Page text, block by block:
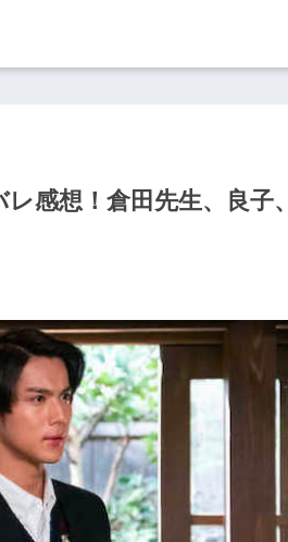
感想！倉田先生、良子、